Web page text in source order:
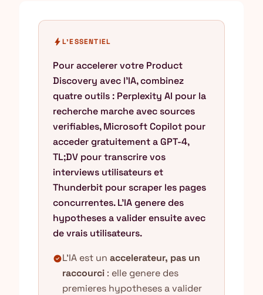
boltL'ESSENTIEL
Pour accelerer votre Product
Discovery avec l'IA, combinez
quatre outils : Perplexity AI pour la
recherche marche avec sources
verifiables, Microsoft Copilot pour
acceder gratuitement a GPT-4,
TL;DV pour transcrire vos
interviews utilisateurs et
Thunderbit pour scraper les pages
concurrentes. L'IA genere des
hypotheses a valider ensuite avec
de vrais utilisateurs.
check_circleL'IA est un accelerateur, pas un
raccourci : elle genere des
premieres hypotheses a valider